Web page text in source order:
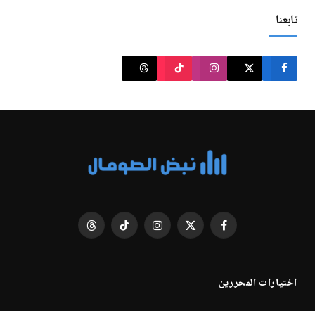
تابعنا
فيسبوك X
الانستغرامتيكتوك Threads
اختيارات المحررين